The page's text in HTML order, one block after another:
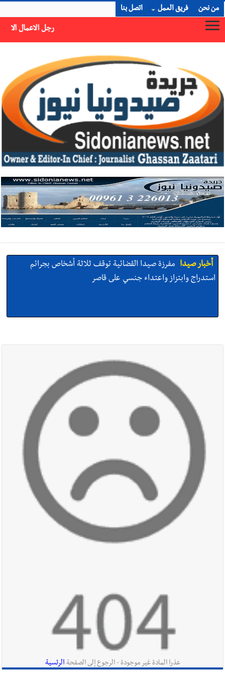
من نحن فريق العمل اتصل بنا
رجل الاعمال الاماراتي خلف الحبتور : 112 شهيداً شُيّعوا في ‫غزة‬ بعد أن بقوا تحت الأنقاض منذ عام 2023: أيُعقل أن يبقى الشعب الفلسطيني يعيش كل هذا الألم؟ وإلى متى تستمر هذه المعاناة التي تمزق القلوب والضمائر؟
أخبار صيدا مفرزة صيدا القضائية توقف ثلاثة أشخاص بجرائم
استدراج وابتزاز واعتداء جنسي على قاصر
أخبار صيدا
المهندس محمد دندشلي : صيدا 2027 : فلنجعلها قصة
يرويها لبنان تؤسس للمستقبل لا سنة نحتفل بها ثم نطويها
بدعوة من بلديتها الخميس ٦-٨-٢٠٢٦ مع الفنان المميز أدهم شلهوب
وبرنامج حافل وسهرات ممتعة...شاركونا الفرحة
أخبار صيدا
نادي أشمون الرياضي - صيدا يُحلّق إلى التصفيات
النهائية للدرجة الثالثة .. بثلاثية مستحقة
تحقيق هالة البزري (جمعية تراث بيروت )
وزير الاقتصاد د. عامر البساط أحال عدداً من أصحاب
المولدات المخالفين من مختلف المناطق اللبنانية إلى النيابة العامة
عذرا المادة غير موجودة - الرجوع إلى الصفحة الرئسية